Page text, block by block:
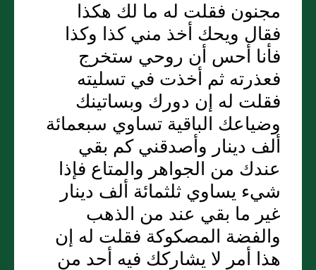
مجنون فقلت له ما لك هكذا
فقال ويحك أخذ مني كذا وكذا
فأنا أحس أن روحي ستخرج
فعذرته ثم أخذت في تسليته
فقلت له إن دورك وبساتينك
وضياعك الباقية تساوي سبعمائة
ألف دينار وأصدقني كم بقي
عندك من الجواهر والمتاع فإذا
شيء يساوي ثلثمائة ألف دينار
غير ما بقي عند من الذهب
والفضة المصكوكة فقلت له إن
هذا أمر لا يشاركك فيه أحد من